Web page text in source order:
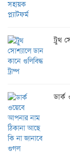
ট্রুথ
ডার্ক